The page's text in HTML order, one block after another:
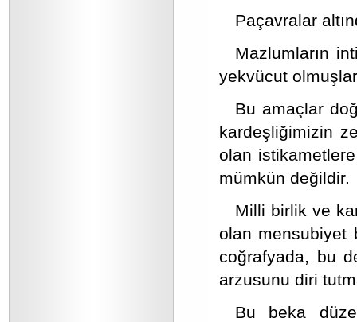
Paçavralar
Mazlumların
yekvücut
Bu amaçlar
kardeşliğimizin
olan
mümkün değildir.
Milli birlik ve
olan mensubiyet
coğrafyada, bu
arzusunu diri
Bu beka